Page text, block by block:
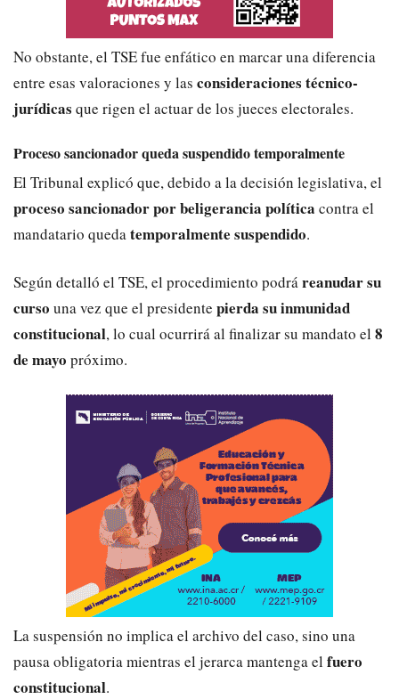
No obstante, el TSE fue enfático en marcar una diferencia
entre esas valoraciones y las consideraciones técnico-
jurídicas que rigen el actuar de los jueces electorales.
Proceso sancionador queda suspendido temporalmente
El Tribunal explicó que, debido a la decisión legislativa, el
proceso sancionador por beligerancia política contra el
mandatario quedatemporalmente suspendido.
Según detalló el TSE, el procedimiento podráreanudar su
curso una vez que el presidente pierda su inmunidad
constitucional, lo cual ocurrirá al finalizar su mandato el 8
de mayo próximo.
La suspensión no implica el archivo del caso, sino una
pausa obligatoria mientras el jerarca mantenga el fuero
constitucional.